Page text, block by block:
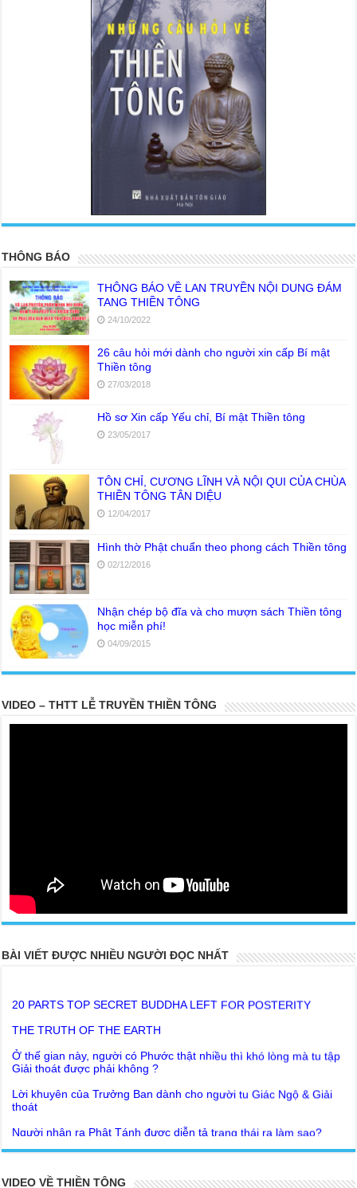
THÔNG BÁO
THÔNG BÁO VỀ LAN TRUYỀN NỘI DUNG ĐÁM
TANG THIỀN TÔNG
24/10/2022
26 câu hỏi mới dành cho người xin cấp Bí mật
Thiền tông
27/03/2018
Hồ sơ Xin cấp Yếu chỉ, Bí mật Thiền tông
23/05/2017
TÔN CHỈ, CƯƠNG LĨNH VÀ NỘI QUI CỦA CHÙA
THIỀN TÔNG TÂN DIỆU
12/04/2017
Hình thờ Phật chuẩn theo phong cách Thiền tông
02/12/2016
Nhận chép bộ đĩa và cho mượn sách Thiền tông
học miễn phí!
04/09/2015
VIDEO – THTT LỄ TRUYỀN THIỀN TÔNG
BÀI VIẾT ĐƯỢC NHIỀU NGƯỜI ĐỌC NHẤT
Giải thoát được phải không ?
Lời khuyên của Trưởng Ban dành cho người tu Giác Ngộ & Giải
thoát
Người nhận ra Phật Tánh được diễn tả trạng thái ra làm sao?
Như Lai dạy về Lời kỉnh nguyện trước khi ăn cơm
Bất lập văn tự, Giáo ngoại biệt truyền
VIDEO VỀ THIỀN TÔNG
Nguyễn Nhân nói gì?
Giải đáp Thiền tông P18 – Cõi vô sanh ở đâu? Tại sao Việt Nam